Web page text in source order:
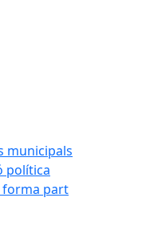
municipals
política
forma part